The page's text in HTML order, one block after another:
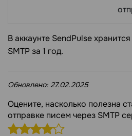
В аккаунте SendPulse
SMTP за 1 год.
Обновлено: 27.02.2025
Оцените, насколько полезна
отправке писем через SMTP